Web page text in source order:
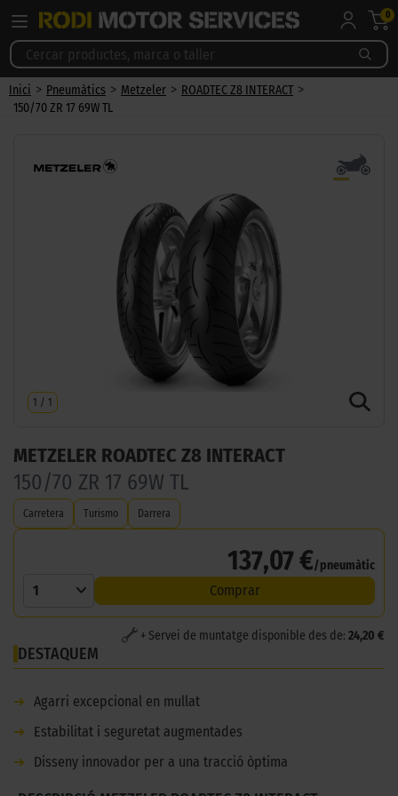
0
Inici > Pneumàtics > Metzeler > ROADTEC Z8 INTERACT >
150/70 ZR 17 69W TL
1 / 1
METZELER ROADTEC Z8 INTERACT
150/70 ZR 17 69W TL
Carretera Turismo Darrera
137,07 €/pneumàtic
1 Comprar
+ Servei de muntatge disponible des de: 24,20 €
DESTAQUEM
➜
Agarri excepcional en mullat
➜
Estabilitat i seguretat augmentades
➜
Disseny innovador per a una tracció òptima